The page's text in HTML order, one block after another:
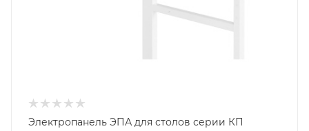
Электропанель ЭПА для столов серии КП